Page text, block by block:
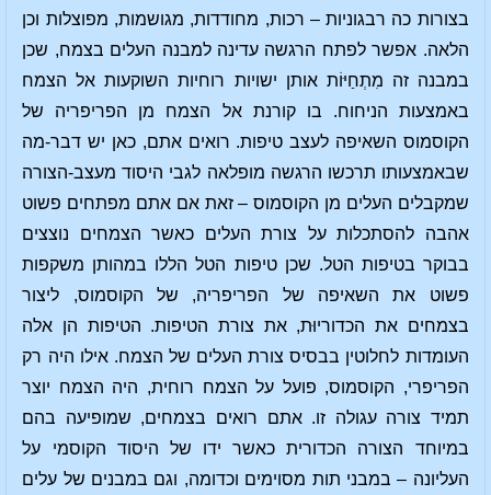
בצורות כה רבגוניות – רכות, מחודדות, מגושמות, מפוצלות וכן
הלאה. אפשר לפתח הרגשה עדינה למבנה העלים בצמח, שכן
במבנה זה מִתְחַיּוֹת אותן ישויות רוחיות השוקעות אל הצמח
באמצעות הניחוח. בו קורנת אל הצמח מן הפריפריה של
הקוסמוס השאיפה לעצב טיפות. רואים אתם, כאן יש דבר-מה
שבאמצעותו תרכשו הרגשה מופלאה לגבי היסוד מעצב-הצורה
שמקבלים העלים מן הקוסמוס – זאת אם אתם מפתחים פשוט
אהבה להסתכלות על צורת העלים כאשר הצמחים נוצצים
בבוקר בטיפות הטל. שכן טיפות הטל הללו במהותן משקפות
פשוט את השאיפה של הפריפריה, של הקוסמוס, ליצור
בצמחים את הכדוריוּת, את צורת הטיפות. הטיפות הן אלה
העומדות לחלוטין בבסיס צורת העלים של הצמח. אילו היה רק
הפריפרי, הקוסמוס, פועל על הצמח רוחית, היה הצמח יוצר
תמיד צורה עגולה זו. אתם רואים בצמחים, שמופיעה בהם
במיוחד הצורה הכדורית כאשר ידו של היסוד הקוסמי על
העליונה – במבני תות מסוימים וכדומה, וגם במבנים של עלים